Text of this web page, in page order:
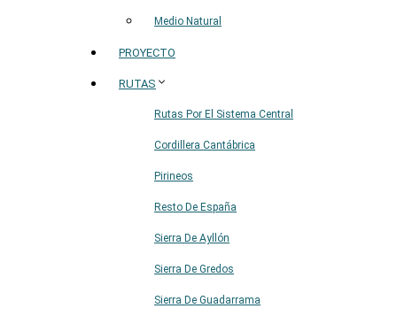
Medio Natural
PROYECTO
RUTAS
Rutas Por El Sistema Central
Cordillera Cantábrica
Pirineos
Resto De España
Sierra De Ayllón
Sierra De Gredos
Sierra De Guadarrama